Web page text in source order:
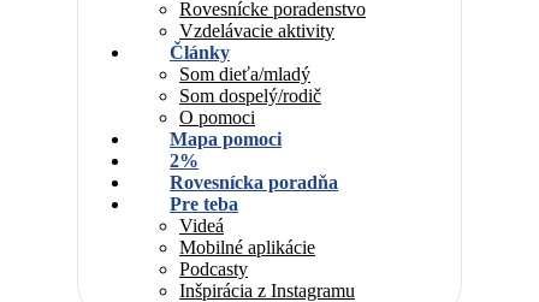
Rovesnícke poradenstvo
Vzdelávacie aktivity
Články
Som dieťa/mladý
Som dospelý/rodič
O pomoci
Mapa pomoci
2%
Rovesnícka poradňa
Pre teba
Videá
Mobilné aplikácie
Podcasty
Inšpirácia z Instagramu